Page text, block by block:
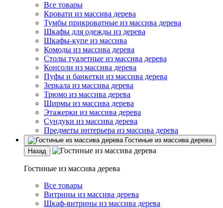
Все товары
Кровати из массива дерева
Тумбы прикроватные из массива дерева
Шкафы для одежды из дерева
Шкафы-купе из массива
Комоды из массива дерева
Столы туалетные из массива дерева
Консоли из массива дерева
Пуфы и банкетки из массива дерева
Зеркала из массива дерева
Трюмо из массива дерева
Ширмы из массива дерева
Этажерки из массива дерева
Сундуки из массива дерева
Предметы интерьера из массива дерева
Гостиные из массива дерева
Назад
Гостиные из массива дерева
Все товары
Витрины из массива дерева
Шкаф-витрины из массива дерева